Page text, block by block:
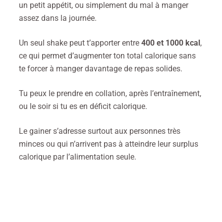
un petit appétit, ou simplement du mal à manger
assez dans la journée.
Un seul shake peut t’apporter entre 400 et 1000 kcal,
ce qui permet d’augmenter ton total calorique sans
te forcer à manger davantage de repas solides.
Tu peux le prendre en collation, après l’entraînement,
ou le soir si tu es en déficit calorique.
Le gainer s’adresse surtout aux personnes très
minces ou qui n’arrivent pas à atteindre leur surplus
calorique par l’alimentation seule.